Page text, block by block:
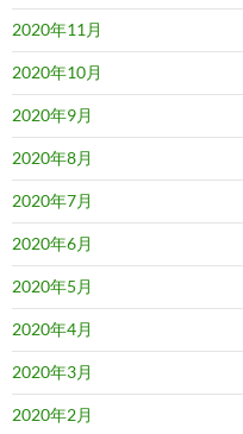
2020年11月
2020年10月
2020年9月
2020年8月
2020年7月
2020年6月
2020年5月
2020年4月
2020年3月
2020年2月